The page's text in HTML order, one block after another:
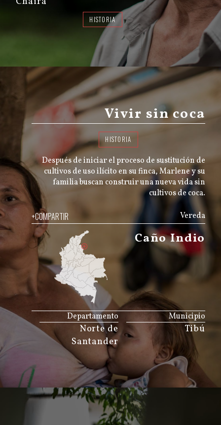
HISTORIA
Vivir sin coca
HISTORIA
Después de iniciar el proceso de sustitución de
cultivos de uso ilícito en su finca, Marlene y su
familia buscan construir una nueva vida sin
cultivos de coca.
Vereda
+COMPARTIR
Caño Indio
Municipio
Tibú
Departamento
Norte de
Santander